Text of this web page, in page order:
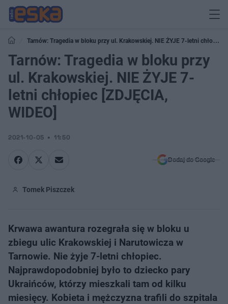
Tarnów: Tragedia w bloku przy ul. Krakowskiej. NIE ŻYJE 7-letni chłopiec
[ZDJĘCIA, WIDEO]
Tarnów: Tragedia w bloku przy
ul. Krakowskiej. NIE ŻYJE 7-
letni chłopiec [ZDJĘCIA,
WIDEO]
2021-10-05 11:50
Dodaj do Google
Tomek Piszczek
Krwawa awantura rozegrała się w bloku u
zbiegu ulic Krakowskiej i Narutowicza w
Tarnowie. Nie żyje 7-letni chłopiec.
Najprawdopodobniej było to dziecko pary
Ukraińców, którzy mieszkali tam od kilku
miesięcy. Kobieta i mężczyzna trafili do szpitala